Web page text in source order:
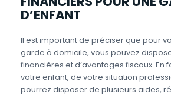
D’ENFANT
Il est important de préciser que pour
garde à domicile, vous pouvez
financières et d’avantages fiscaux. En
votre enfant, de votre situation
pourrez disposer de plusieurs aides,